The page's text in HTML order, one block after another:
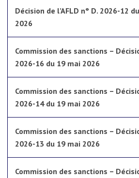
Décision de l’AFLD n° D. 2026-12
2026
Commission des sanctions –
2026-16 du 19 mai 2026
Commission des sanctions –
2026-14 du 19 mai 2026
Commission des sanctions –
2026-13 du 19 mai 2026
Commission des sanctions –